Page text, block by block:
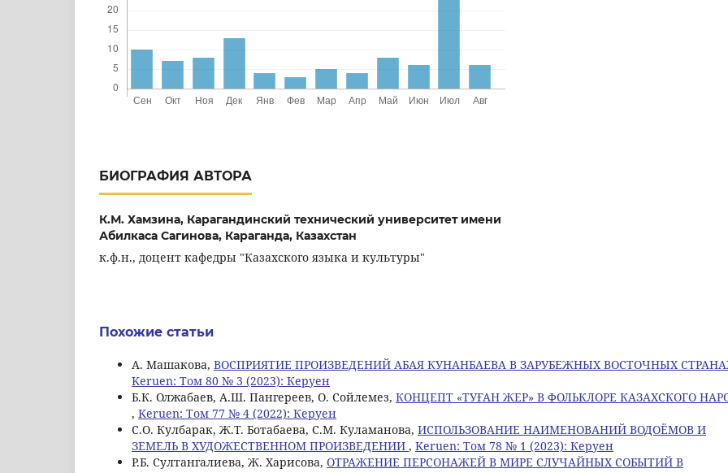
БИОГРАФИЯ АВТОРА
К.М. Хамзина, Карагандинский технический университет имени
Абилкаса Сагинова, Караганда, Казахстан
к.ф.н., доцент кафедры "Казахского языка и культуры"
Похожие статьи
A. Maшакова, ВОСПРИЯТИЕ ПРОИЗВЕДЕНИЙ АБАЯ КУНАНБАЕВА В ЗАРУБЕЖНЫХ ВОСТОЧНЫХ
Keruen: Том 80 № 3 (2023): Керуен
Б.К. Олжабаев, А.Ш. Пангереев, О. Сойлемез, КОНЦЕПТ «ТУҒАН ЖЕР» В ФОЛЬКЛОРЕ КАЗАХСКОГО
, Keruen: Том 77 № 4 (2022): Керуен
С.О. Кулбарак, Ж.Т. Ботабаева, С.М. Куламанова, ИСПОЛЬЗОВАНИЕ НАИМЕНОВАНИЙ ВОДОЁМОВ И
ЗЕМЕЛЬ В ХУДОЖЕСТВЕННОМ ПРОИЗВЕДЕНИИ , Keruen: Том 78 № 1 (2023): Керуен
Р.Б. Султангалиева, Ж. Харисова, ОТРАЖЕНИЕ ПЕРСОНАЖЕЙ В МИРЕ СЛУЧАЙНЫХ СОБЫТИЙ В